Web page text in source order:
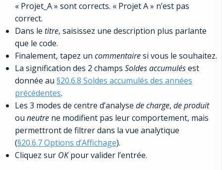
« Projet_A » sont corrects. « Projet A » n’est pas
correct.
Dans le titre, saisissez une description plus parlante
que le code.
Finalement, tapez un commentairesi vous le souhaitez.
La signification des 2 champs Soldes accumulésest
donnée au §20.6.8 Soldes accumulés des années
précédentes.
Les 3 modes de centre d’analyse de charge, de produit
ou neutre ne modifient pas leur comportement, mais
permettront de filtrer dans la vue analytique
(§20.6.7 Options d’Affichage).
Cliquez sur OKpour valider l’entrée.